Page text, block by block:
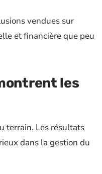
vendues sur
et financière que peu
les
terrain. Les résultats
dans la gestion du